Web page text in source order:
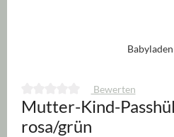
Babyladen
Durchschnittliche Bewertung von
Bewerten
Mutter-Kind-
rosa/grün